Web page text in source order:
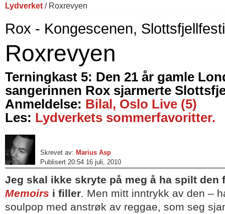
Lydverket / Roxrevyen
Rox - Kongescenen,
Roxrevyen
Terningkast 5: Den 21 år gamle
sangerinnen Rox sjarmerte
Anmeldelse: Bilal, Oslo Live (5)
Les: Lydverkets sommerfavoritter.
Skrevet av: Marius Asp
Publisert 20:54 16 juli, 2010
Jeg skal ikke skryte på meg å ha spilt den
Memoirs i filler. Men mitt inntrykk av den –
soulpop med anstrøk av reggae, som seg